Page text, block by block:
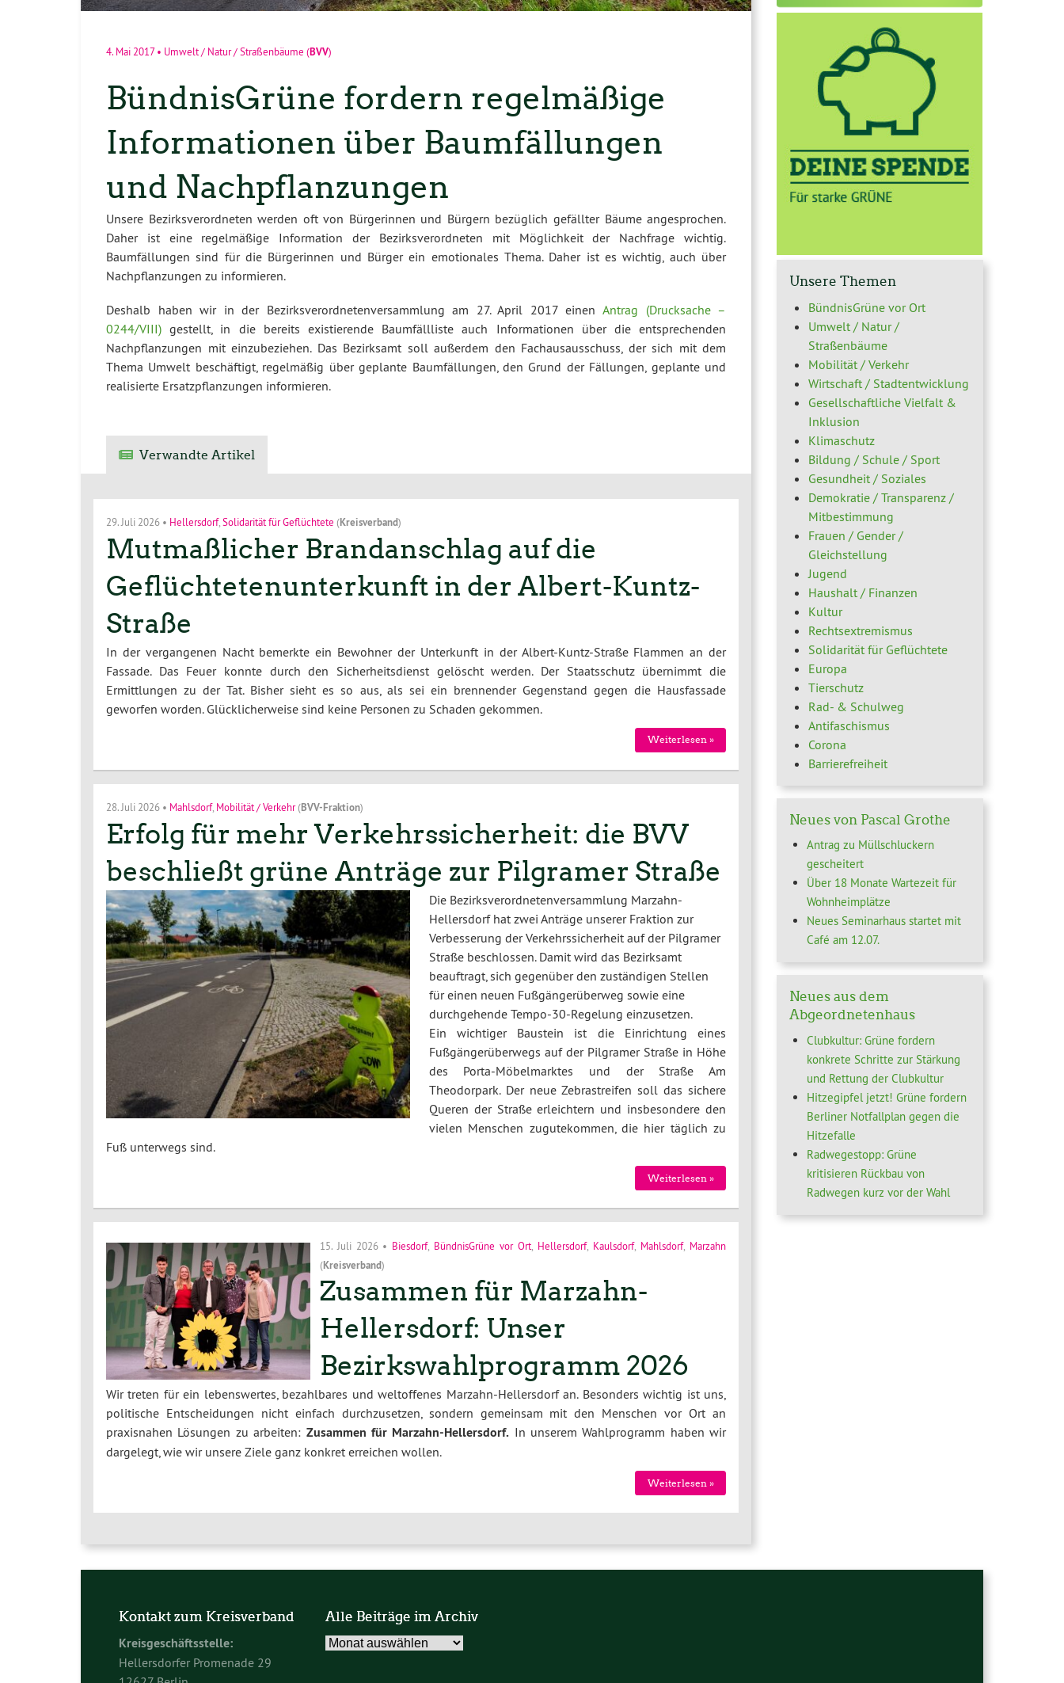
4. Mai 2017• Umwelt / Natur / Straßenbäume (BVV)
BündnisGrüne fordern regelmäßige
Informationen über Baumfällungen
und Nachpflanzungen
Unsere Bezirksverordneten werden oft von Bürgerinnen und Bürgern bezüglich gefällter Bäume angesprochen.
Daher ist eine regelmäßige Information der Bezirksverordneten mit Möglichkeit der Nachfrage wichtig.
Baumfällungen sind für die Bürgerinnen und Bürger ein emotionales Thema. Daher ist es wichtig, auch über
Nachpflanzungen zu informieren.
Deshalb haben wir in der Bezirksverordnetenversammlung am 27. April 2017 einenAntrag (Drucksache –
0244/VIII) gestellt, in die bereits existierende Baumfällliste auch Informationen über die entsprechenden
Nachpflanzungen mit einzubeziehen. Das Bezirksamt soll außerdem den Fachausausschuss, der sich mit dem
Thema Umwelt beschäftigt, regelmäßig über geplante Baumfällungen, den Grund der Fällungen, geplante und
realisierte Ersatzpflanzungen informieren.
Verwandte Artikel
29. Juli 2026 • Hellersdorf, Solidarität für Geflüchtete (Kreisverband)
Mutmaßlicher Brandanschlag auf die
Geflüchtetenunterkunft in der Albert-Kuntz-
Straße
In der vergangenen Nacht bemerkte ein Bewohner der Unterkunft in der Albert-Kuntz-Straße Flammen an der
Fassade. Das Feuer konnte durch den Sicherheitsdienst gelöscht werden. Der Staatsschutz übernimmt die
Ermittlungen zu der Tat. Bisher sieht es so aus, als sei ein brennender Gegenstand gegen die Hausfassade
geworfen worden. Glücklicherweise sind keine Personen zu Schaden gekommen.
Weiterlesen »
28. Juli 2026 • Mahlsdorf, Mobilität / Verkehr(BVV-Fraktion)
Erfolg für mehr Verkehrssicherheit: die BVV
beschließt grüne Anträge zur Pilgramer Straße
Die Bezirksverordnetenversammlung Marzahn-
Hellersdorf hat zwei Anträge unserer Fraktion zur
Verbesserung der Verkehrssicherheit auf der Pilgramer
Straße beschlossen. Damit wird das Bezirksamt
beauftragt, sich gegenüber den zuständigen Stellen
für einen neuen Fußgängerüberweg sowie eine
durchgehende Tempo-30-Regelung einzusetzen.
Ein wichtiger Baustein ist die Einrichtung eines
Fußgängerüberwegs auf der Pilgramer Straße in Höhe
des Porta-Möbelmarktes und der Straße Am
Theodorpark. Der neue Zebrastreifen soll das sichere
Queren der Straße erleichtern und insbesondere den
vielen Menschen zugutekommen, die hier täglich zu
Fuß unterwegs sind.
Weiterlesen »
15. Juli 2026• Biesdorf, BündnisGrüne vor Ort Hellersdorf, Kaulsdorf, Mahlsdorf, Marzahn
(Kreisverband)
Zusammen für Marzahn-
Hellersdorf: Unser
Bezirkswahlprogramm 2026
Wir treten für ein lebenswertes, bezahlbares und weltoffenes Marzahn-Hellersdorf an. Besonders wichtig ist uns,
politische Entscheidungen nicht einfach durchzusetzen, sondern gemeinsam mit den Menschen vor Ort an
praxisnahen Lösungen zu arbeiten: Zusammen für Marzahn-Hellersdorf. In unserem Wahlprogramm haben wir
dargelegt, wie wir unsere Ziele ganz konkret erreichen wollen.
Weiterlesen »
Unsere Themen
BündnisGrüne vor Ort
Umwelt / Natur /
Straßenbäume
Mobilität / Verkehr
Wirtschaft / Stadtentwicklung
Gesellschaftliche Vielfalt &
Inklusion
Klimaschutz
Bildung / Schule / Sport
Gesundheit / Soziales
Demokratie / Transparenz /
Mitbestimmung
Frauen / Gender /
Gleichstellung
Jugend
Haushalt / Finanzen
Kultur
Rechtsextremismus
Solidarität für Geflüchtete
Europa
Tierschutz
Rad- & Schulweg
Antifaschismus
Corona
Barrierefreiheit
Neues von Pascal Grothe
Antrag zu Müllschluckern
gescheitert
Über 18 Monate Wartezeit für
Wohnheimplätze
Neues Seminarhaus startet mit
Café am 12.07.
Neues aus dem
Abgeordnetenhaus
Clubkultur: Grüne fordern
konkrete Schritte zur Stärkung
und Rettung der Clubkultur
Hitzegipfel jetzt! Grüne fordern
Berliner Notfallplan gegen die
Hitzefalle
Radwegestopp: Grüne
kritisieren Rückbau von
Radwegen kurz vor der Wahl
Kontakt zum Kreisverband
Kreisgeschäftsstelle:
Hellersdorfer Promenade 29
Alle Beiträge im Archiv
Alle